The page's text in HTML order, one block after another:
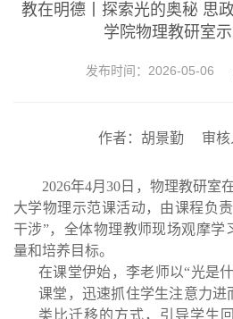
教在明德丨探索光的奥秘 思
学院物理教研室
发布时间：2026-05-06
作者：胡景勤 审核
2026年4月30日，物理教研室
大学物理示范课活动，由课程负
干涉”，全体物理教师现场观摩学
量和培养目标。
在课堂伊始，李老师以“光是
课堂，迅速抓住学生注意力进
类比迁移的方式，引导学生